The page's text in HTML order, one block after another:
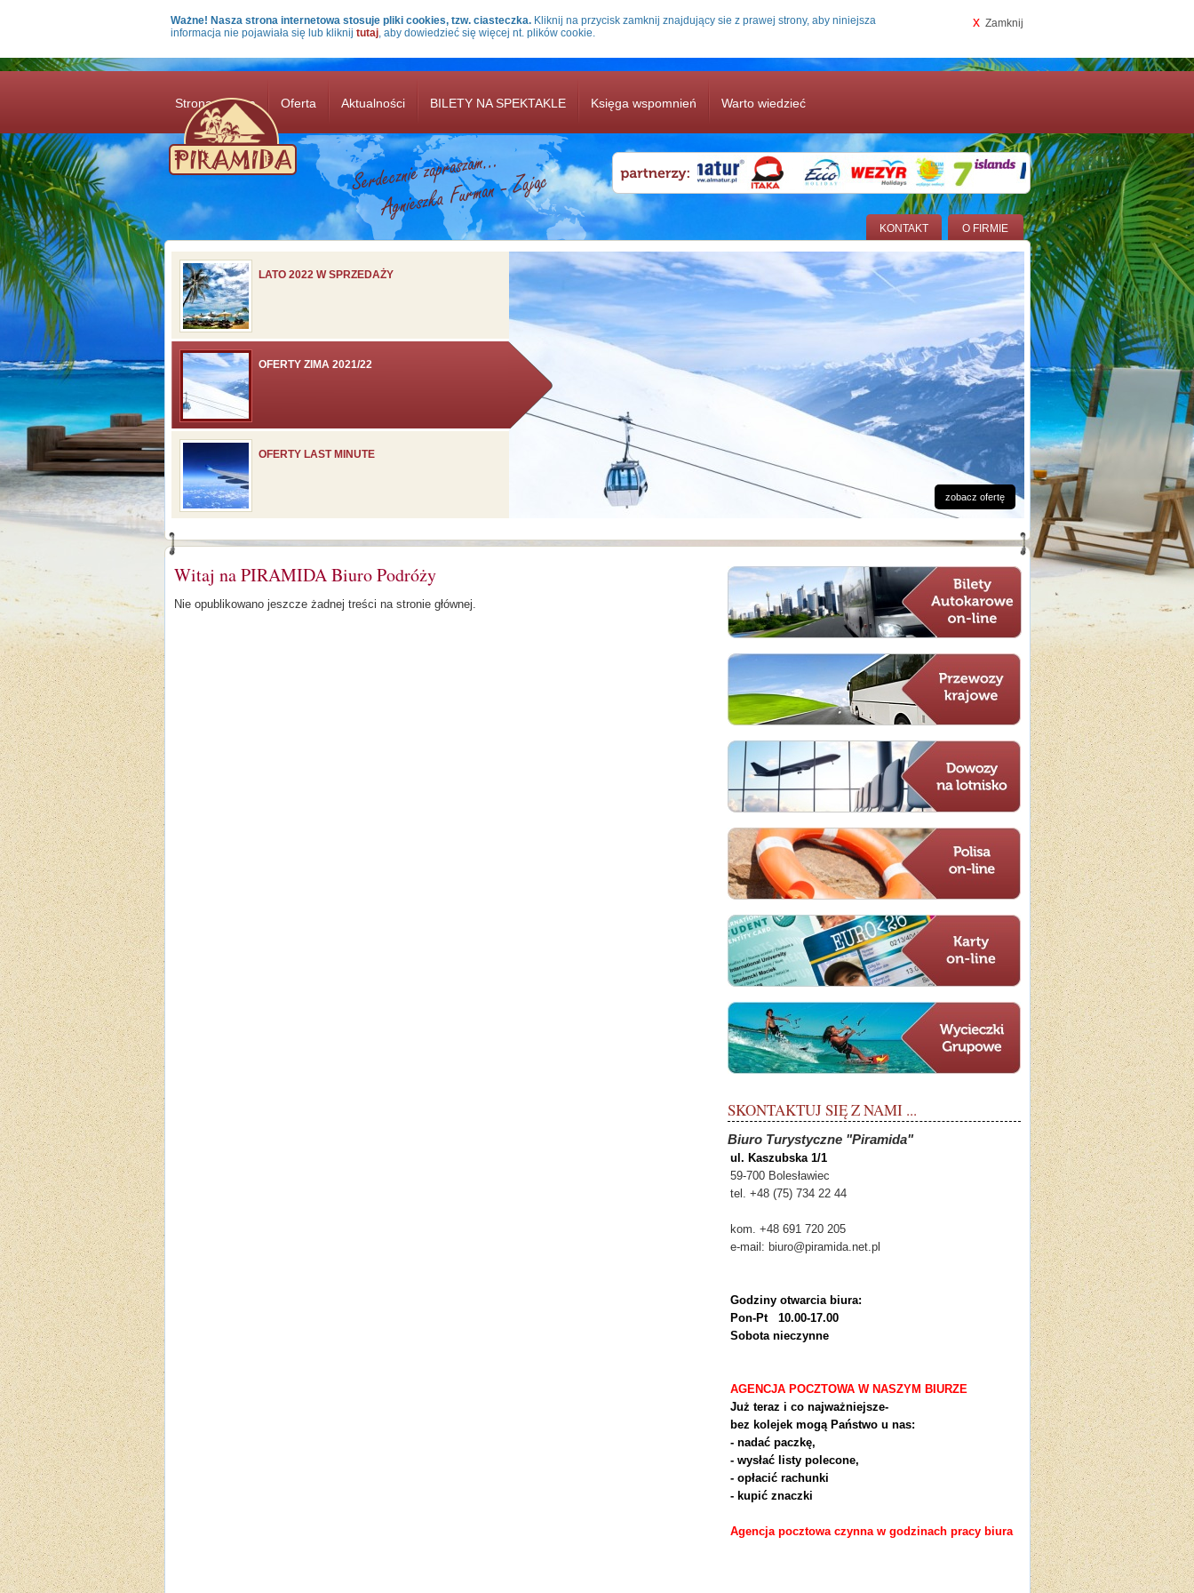
Ważne! Nasza strona internetowa stosuje pliki cookies, tzw. ciasteczka. Kliknij na przycisk zamknij znajdujący sie z prawej strony, aby niniejsza
informacja nie pojawiała się lub kliknij tutaj, aby dowiedzieć się więcej nt. plików cookie.
x Zamknij
Strona główna Oferta Aktualności BILETY NA SPEKTAKLE Księga wspomnień Warto wiedzieć
KONTAKT O FIRMIE
LATO 2022 W SPRZEDAŻY
OFERTY ZIMA 2021/22
OFERTY LAST MINUTE
OFERTY ZIMA 2021/22
zobacz ofertę
SKONTAKTUJ SIĘ Z NAMI ...
Biuro Turystyczne "Piramida"
ul. Kaszubska 1/1
59-700 Bolesławiec
tel. +48 (75) 734 22 44
kom. +48 691 720 205
e-mail: biuro@piramida.net.pl
Godziny otwarcia biura:
Pon-Pt 10.00-17.00
Sobota nieczynne
AGENCJA POCZTOWA W NASZYM BIURZE
Już teraz i co najważniejsze-
bez kolejek mogą Państwo u nas:
- nadać paczkę,
- wysłać listy polecone,
- opłacić rachunki
- kupić znaczki
Agencja pocztowa czynna w godzinach pracy biura
Witaj na PIRAMIDA Biuro Podróży
Nie opublikowano jeszcze żadnej treści na stronie głównej.